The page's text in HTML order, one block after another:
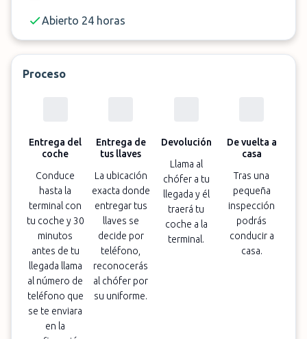
Abierto 24 horas
Proceso
Entrega del
coche
Conduce
hasta la
terminal con
tu coche y 30
minutos
antes de tu
llegada llama
al número de
teléfono que
se te enviara
en la
Entrega de
tus llaves
La ubicación
exacta donde
entregar tus
llaves se
decide por
teléfono,
reconocerás
al chófer por
su uniforme.
Devolución
Llama al
chófer a tu
llegada y él
traerá tu
coche a la
terminal.
De vuelta a
casa
Tras una
pequeña
inspección
podrás
conducir a
casa.